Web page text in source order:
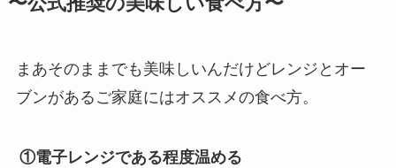
まあそのままでも美味しいんだけどレンジとオー
ブンがあるご家庭にはオススメの食べ方。
①電子レンジである程度温める